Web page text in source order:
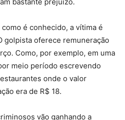
é conhecido, a vítima é
golpista oferece remuneração
Como, por exemplo, em uma
meio período escrevendo
onde o valor
era de R$ 18.
vão ganhando a